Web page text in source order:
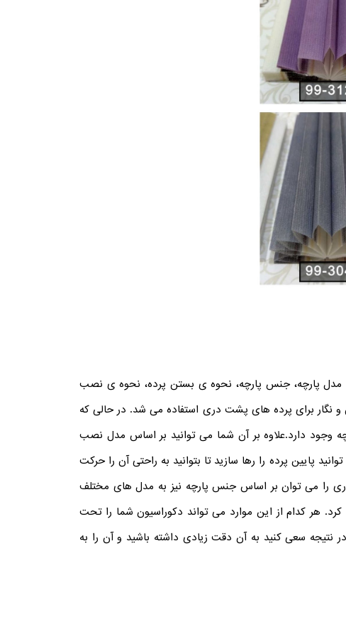
مدل پارچه، جنس پارچه، نحوه ی بستن پرده، نحوه ی نصب
و نگار برای پرده های پشت دری استفاده می شد. در حالی که
وجود دارد.علاوه بر آن شما می توانید بر اساس مدل نصب
پایین پرده را رها سازید تا بتوانید به راحتی آن را حرکت
را می توان بر اساس جنس پارچه نیز به مدل های مختلف
هر کدام از این موارد می تواند دکوراسیون شما را تحت
نتیجه سعی کنید به آن دقت زیادی داشته باشید و آن را به